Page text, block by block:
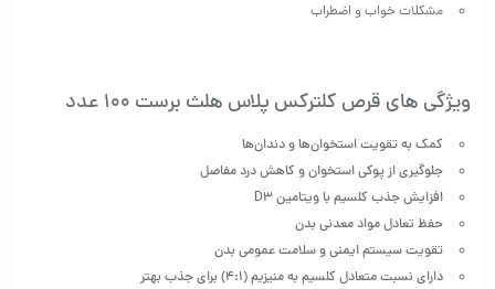
مشکلات خواب و اضطراب
ویژگی های قرص کلترکس پلاس هلث برست 100 عدد
کمک به تقویت استخوان‌ها و دندان‌ها
جلوگیری از پوکی استخوان و کاهش درد مفاصل
افزایش جذب کلسیم با ویتامین D3
حفظ تعادل مواد معدنی بدن
تقویت سیستم ایمنی و سلامت عمومی بدن
دارای نسبت متعادل کلسیم به منیزیم (۴:۱) برای جذب بهتر